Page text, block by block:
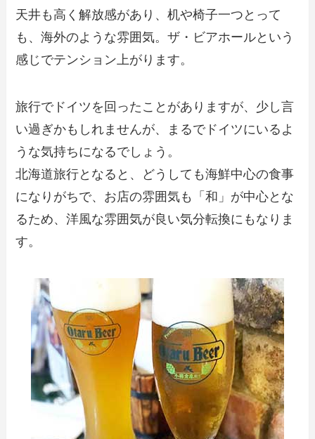
天井も高く解放感があり、机や椅子一つとって
も、海外のような雰囲気。ザ・ビアホールという
感じでテンション上がります。
旅行でドイツを回ったことがありますが、少し言
い過ぎかもしれませんが、まるでドイツにいるよ
うな気持ちになるでしょう。
北海道旅行となると、どうしても海鮮中心の食事
になりがちで、お店の雰囲気も「和」が中心とな
るため、洋風な雰囲気が良い気分転換にもなりま
す。